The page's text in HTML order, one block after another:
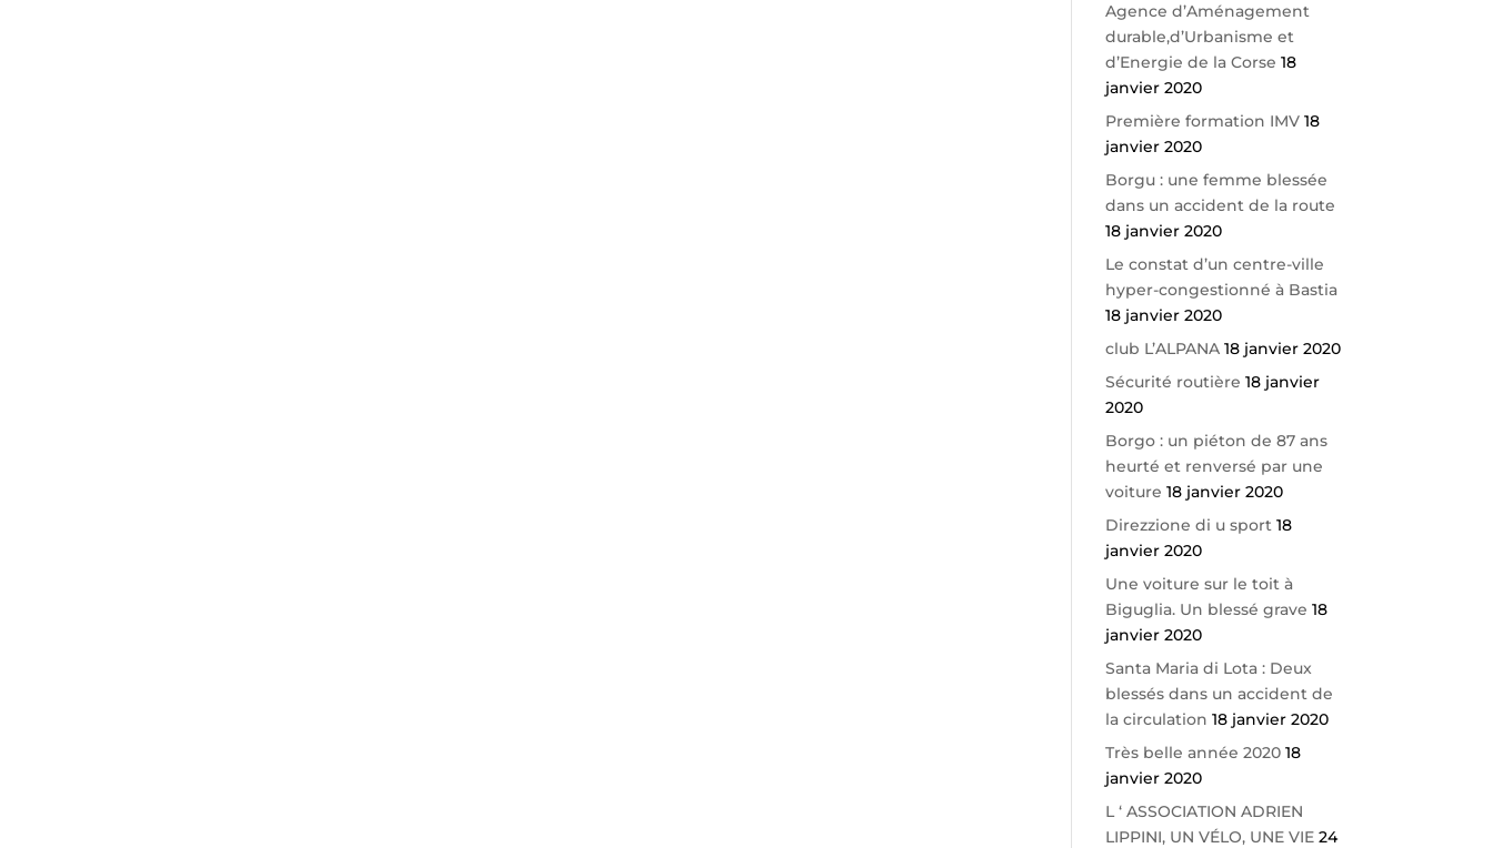
Agence d’Aménagement
durable,d’Urbanisme et
d’Energie de la Corse 18
janvier 2020
Première formation IMV 18
janvier 2020
Borgu : une femme blessée
dans un accident de la route
18 janvier 2020
Le constat d’un centre-ville
hyper-congestionné à Bastia
18 janvier 2020
club L’ALPANA 18 janvier 2020
Sécurité routière 18 janvier
2020
Borgo : un piéton de 87 ans
heurté et renversé par une
voiture 18 janvier 2020
Direzzione di u sport 18
janvier 2020
Une voiture sur le toit à
Biguglia. Un blessé grave 18
janvier 2020
Santa Maria di Lota : Deux
blessés dans un accident de
la circulation 18 janvier 2020
Très belle année 2020 18
janvier 2020
L ‘ ASSOCIATION ADRIEN
LIPPINI, UN VÉLO, UNE VIE 24